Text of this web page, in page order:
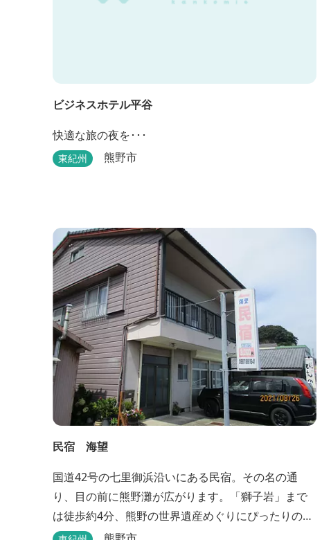
ビジネスホテル平谷
快適な旅の夜を･･･
東紀州 熊野市
民宿 海望
国道42号の七里御浜沿いにある民宿。その名の通
り、目の前に熊野灘が広がります。「獅子岩」まで
は徒歩約4分、熊野の世界遺産めぐりにぴったりのロ
ケーションです。